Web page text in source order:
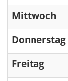
Mittwoch
Donnerstag
Freitag